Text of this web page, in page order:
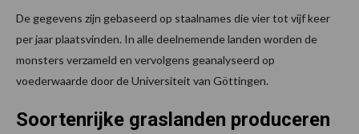
De gegevens zijn gebaseerd op staalnames die vier tot vijf keer
per jaar plaatsvinden. In alle deelnemende landen worden de
monsters verzameld en vervolgens geanalyseerd op
voederwaarde door de Universiteit van Göttingen.
Soortenrijke graslanden produceren